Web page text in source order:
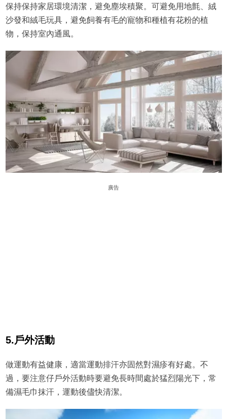
保持保持家居環境清潔，避免塵埃積聚。可避免用地氈、絨
沙發和絨毛玩具，避免飼養有毛的寵物和種植有花粉的植
物，保持室內通風。
廣告
5.戶外活動
做運動有益健康，適當運動排汗亦固然對濕疹有好處。不
過，要注意仔戶外活動時要避免長時間處於猛烈陽光下，常
備濕毛巾抹汗，運動後儘快清潔。